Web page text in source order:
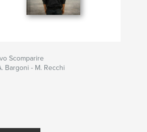
Scomparire
Bargoni - M. Recchi